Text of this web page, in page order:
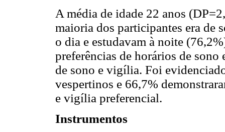
A média de idade 22 anos
maioria dos participantes era de
o dia e estudavam à noite
preferências de horários de
de sono e vigília. Foi
vespertinos e 66,7%
e vigília preferencial.
Instrumentos